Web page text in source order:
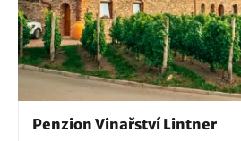
Penzion Vinařství Lintner